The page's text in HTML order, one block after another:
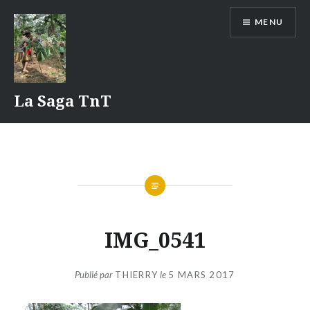
contenu
La Saga TnT
MENU
IMG_0541
Publié par THIERRYle 5 MARS 2017